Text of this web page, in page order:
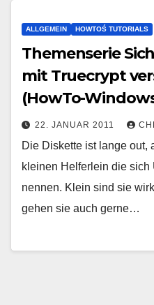
ALLGEMEIN HOWTOŚ TUTORIALS
Themenserie
mit Truecrypt
(HowTo-
22. JANUAR 2011
Die Diskette ist lange out,
kleinen Helferlein die sich
nennen. Klein sind sie
gehen sie auch gerne…